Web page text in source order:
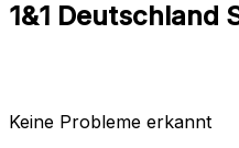
1&1 Deutschland
Keine Probleme erkannt